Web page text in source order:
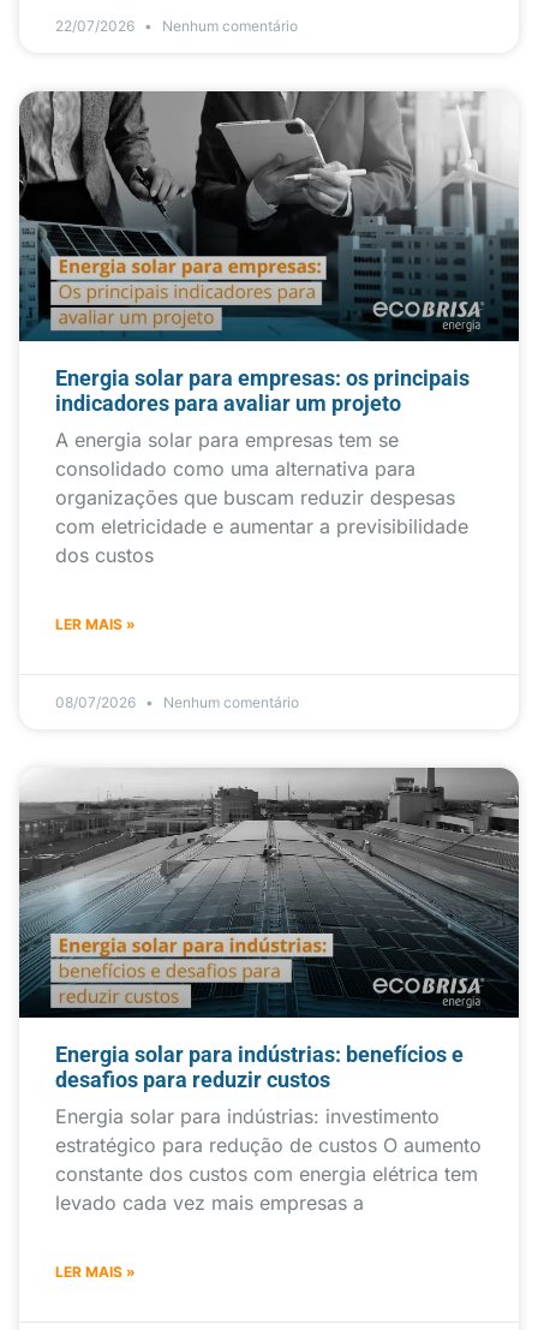
22/07/2026 Nenhum comentário
Energia solar para empresas: os principais
indicadores para avaliar um projeto
A energia solar para empresas tem se
consolidado como uma alternativa para
organizações que buscam reduzir despesas
com eletricidade e aumentar a previsibilidade
dos custos
LER MAIS »
08/07/2026 Nenhum comentário
Energia solar para indústrias: benefícios e
desafios para reduzir custos
Energia solar para indústrias: investimento
estratégico para redução de custos O aumento
constante dos custos com energia elétrica tem
levado cada vez mais empresas a
LER MAIS »